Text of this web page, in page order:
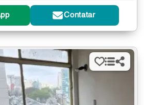
Contatar